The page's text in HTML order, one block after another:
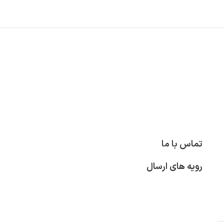
تماس با ما
رویه های ارسال